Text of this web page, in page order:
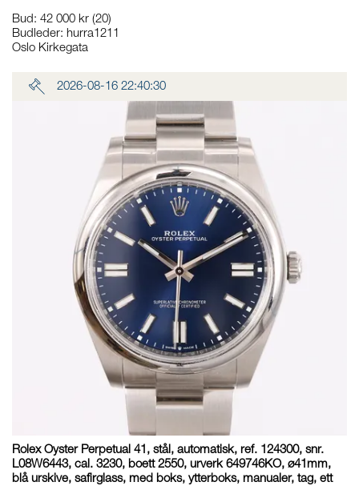
Bud: 42 000 kr (20)
Budleder: hurra1211
Oslo Kirkegata
2026-08-16 22:40:30
Rolex Oyster Perpetual 41, stål, automatisk, ref. 124300, snr.
L08W6443, cal. 3230, boett 2550, urverk 649746KO, ø41mm,
blå urskive, safirglass, med boks, ytterboks, manualer, tag, ett